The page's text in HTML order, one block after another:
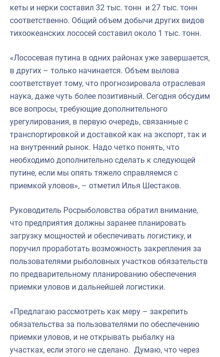
кеты и нерки составил 32 тыс. тонн и 27 тыс. тонн
соответственно. Общий объем добычи других видов
тихоокеанских лососей составил около 1 тыс. тонн.
«Лососевая путина в одних районах уже завершается,
в других – только начинается. Объем вылова
соответствует тому, что прогнозировала отраслевая
наука, даже чуть более позитивный. Сегодня обсудим
все вопросы, требующие дополнительного
урегулирования, в первую очередь, связанные с
транспортировкой и доставкой как на экспорт, так и
на внутренний рынок. Надо четко понять, что
необходимо дополнительно сделать к следующей
путине, если мы опять тяжело справляемся с
приемкой уловов», – отметил Илья Шестаков.
Руководитель Росрыболовства обратил внимание,
что предприятия должны заранее планировать
загрузку мощностей и обеспечивать логистику, и
поручил проработать возможность закрепления за
пользователями рыболовных участков обязательств
по предварительному планированию обеспечения
приемки уловов и дальнейшей логистики.
«Предлагаю рассмотреть как меру – закрепить
обязательства за пользователями по обеспечению
приемки уловов, и не открывать рыбалку на
участках, если этого не сделано. Думаю, что через